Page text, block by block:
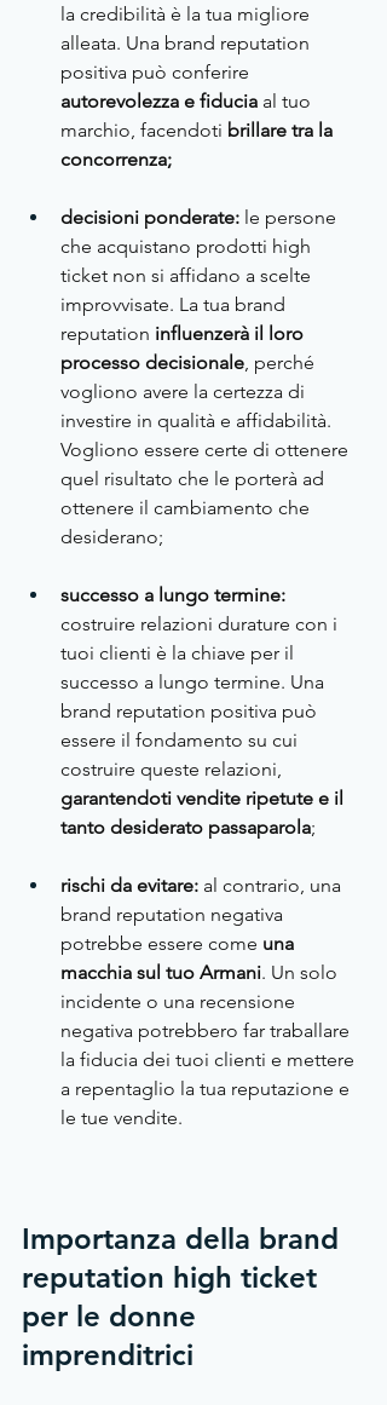
la credibilità è la tua migliore
alleata. Una brand reputation
positiva può conferire
autorevolezza e fiducia al tuo
marchio, facendoti brillare tra la
concorrenza;
decisioni ponderate: le persone
che acquistano prodotti high
ticket non si affidano a scelte
improvvisate. La tua brand
reputation influenzerà il loro
processo decisionale, perché
vogliono avere la certezza di
investire in qualità e affidabilità.
Vogliono essere certe di ottenere
quel risultato che le porterà ad
ottenere il cambiamento che
desiderano;
successo a lungo termine:
costruire relazioni durature con i
tuoi clienti è la chiave per il
successo a lungo termine. Una
brand reputation positiva può
essere il fondamento su cui
costruire queste relazioni,
garantendoti vendite ripetute e il
tanto desiderato passaparola;
rischi da evitare: al contrario, una
brand reputation negativa
potrebbe essere come una
macchia sul tuo Armani. Un solo
incidente o una recensione
negativa potrebbero far traballare
la fiducia dei tuoi clienti e mettere
a repentaglio la tua reputazione e
le tue vendite.
Importanza della brand
reputation high ticket
per le donne
imprenditrici